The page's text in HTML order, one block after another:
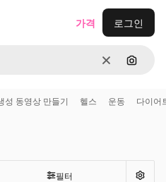
지우기이미지
가격 로그인
성 동영상 만들기 헬스 운동 다이어
필터